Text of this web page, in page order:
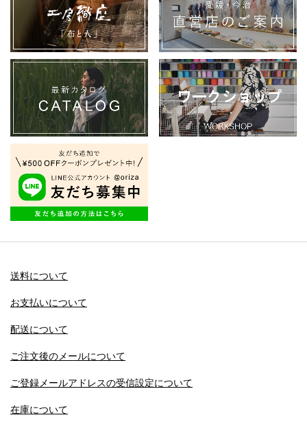
送料について
お支払いについて
配送について
ご注文後のメールについて
ご登録メールアドレスの受信設定について
在庫について